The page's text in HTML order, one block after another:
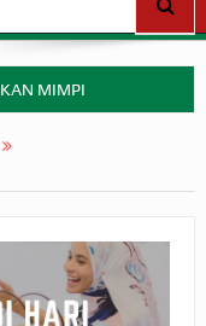
MIMPI
BADAR